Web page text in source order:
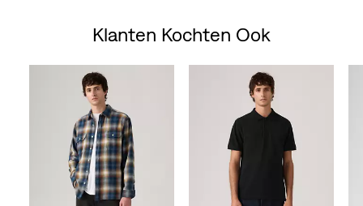
Klanten Kochten Ook